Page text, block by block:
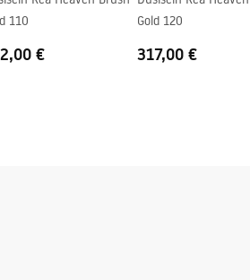
110
€
Gold 120
317,00 €